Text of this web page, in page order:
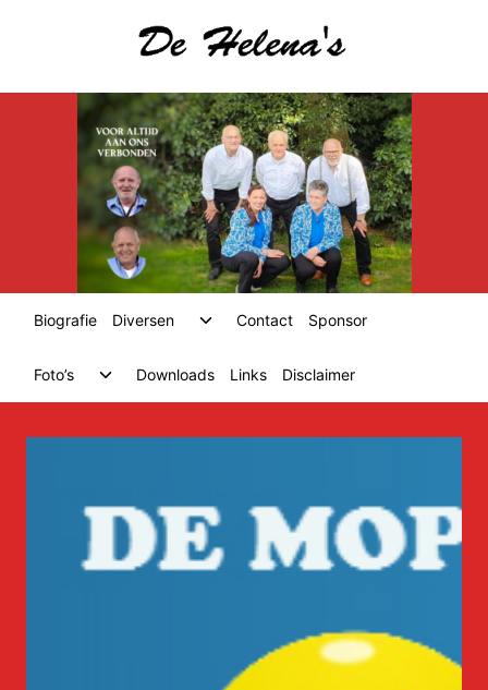
Biografie Diversen
ToggleContact Sponsor
Foto’s
ToggleDownloads Links Disclaimer